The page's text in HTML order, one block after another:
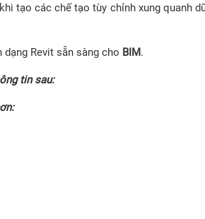
tạo các chế tạo tùy chỉnh xung quanh
Revit sẵn sàng cho BIM.
tin sau: